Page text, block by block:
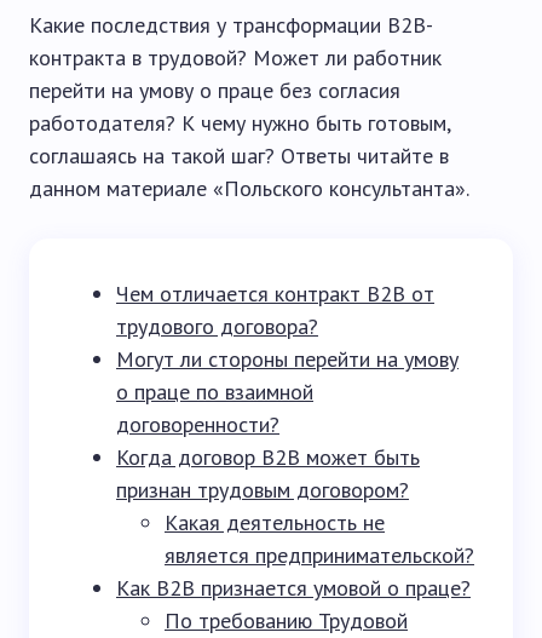
Какие последствия у трансформации B2B-
контракта в трудовой? Может ли работник
перейти на умову о праце без согласия
работодателя? К чему нужно быть готовым,
соглашаясь на такой шаг? Ответы читайте в
данном материале «Польского консультанта».
Чем отличается контракт B2B от
трудового договора?
Могут ли стороны перейти на умову
о праце по взаимной
договоренности?
Когда договор B2B может быть
признан трудовым договором?
Какая деятельность не
является предпринимательской?
Как B2B признается умовой о праце?
По требованию Трудовой